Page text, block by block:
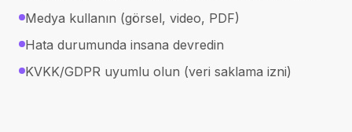
Medya kullanın (görsel, video, PDF)
Hata durumunda insana devredin
KVKK/GDPR uyumlu olun (veri saklama izni)